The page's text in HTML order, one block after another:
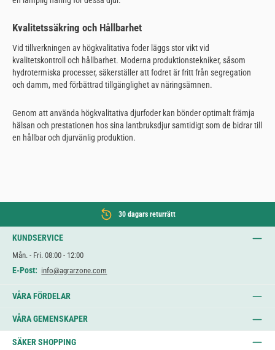
Kvalitetssäkring och Hållbarhet
Vid tillverkningen av högkvalitativa foder läggs stor vikt vid
kvalitetskontroll och hållbarhet. Moderna produktionstekniker, såsom
hydrotermiska processer, säkerställer att fodret är fritt från segregation
och damm, med förbättrad tillgänglighet av näringsämnen.
Genom att använda högkvalitativa djurfoder kan bönder optimalt främja
hälsan och prestationen hos sina lantbruksdjur samtidigt som de bidrar till
en hållbar och djurvänlig produktion.
30 dagars returrätt
KUNDSERVICE
Mån. - Fri. 08:00 - 12:00
E-Post: info@agrarzone.com
VÅRA FÖRDELAR
VÅRA GEMENSKAPER
SÄKER SHOPPING